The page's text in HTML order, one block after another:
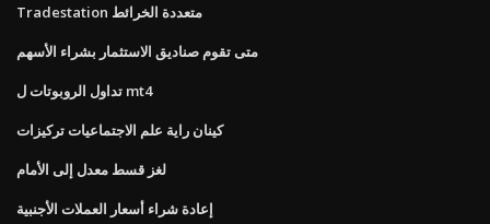
Tradestation متعددة الخرائط
متى تقوم صناديق الاستثمار بشراء الأسهم
تداول الروبوتات ل mt4
كينان راية علم الاجتماعيات تركيزات
لغز قسط معدل إلى الأمام
إعادة شراء أسعار العملات الأجنبية